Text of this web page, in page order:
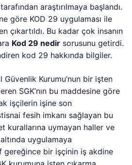
araştırılmaya başlandı.
göre KOD 29 uygulaması ile
çıkartıldı. Bu kadar çok insanın
Kod 29 nedir sorusunu getirdi.
kod 29 hakkında bilgiler.
Güvenlik Kurumu’nun bir işten
SGK’nın bu maddesine göre
işçilerin işine son
fesih imkanı sağlayan bu
kurallarına uymayan haller ve
altında uygulamaya
gereğince bir işçinin iş akdine